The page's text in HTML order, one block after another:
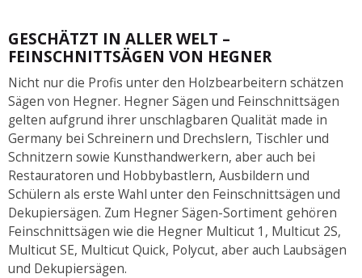
GESCHÄTZT IN ALLER WELT –
FEINSCHNITTSÄGEN VON HEGNER
Nicht nur die Profis unter den Holzbearbeitern schätzen
Sägen von Hegner. Hegner Sägen und Feinschnittsägen
gelten aufgrund ihrer unschlagbaren Qualität made in
Germany bei Schreinern und Drechslern, Tischler und
Schnitzern sowie Kunsthandwerkern, aber auch bei
Restauratoren und Hobbybastlern, Ausbildern und
Schülern als erste Wahl unter den Feinschnittsägen und
Dekupiersägen. Zum Hegner Sägen-Sortiment gehören
Feinschnittsägen wie die Hegner Multicut 1, Multicut 2S,
Multicut SE, Multicut Quick, Polycut, aber auch Laubsägen
und Dekupiersägen.